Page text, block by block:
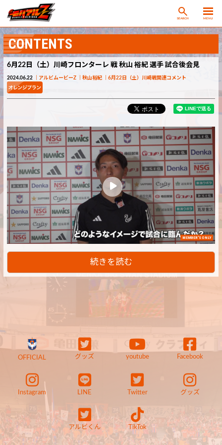
SEARCH MENU
CONTENTS
6月22日（土）川崎フロンターレ 戦 秋山 裕紀 選手 試合後会見
2024.06.22 アルビムービーZ 秋山裕紀 6月22日（土）川崎戦関連コメント
MEMBER'S ONLY
続きを読む
OFFICIAL グッズ youtube Facebook
Instagram LINE Twitter グッズ
アルビくん TikTok